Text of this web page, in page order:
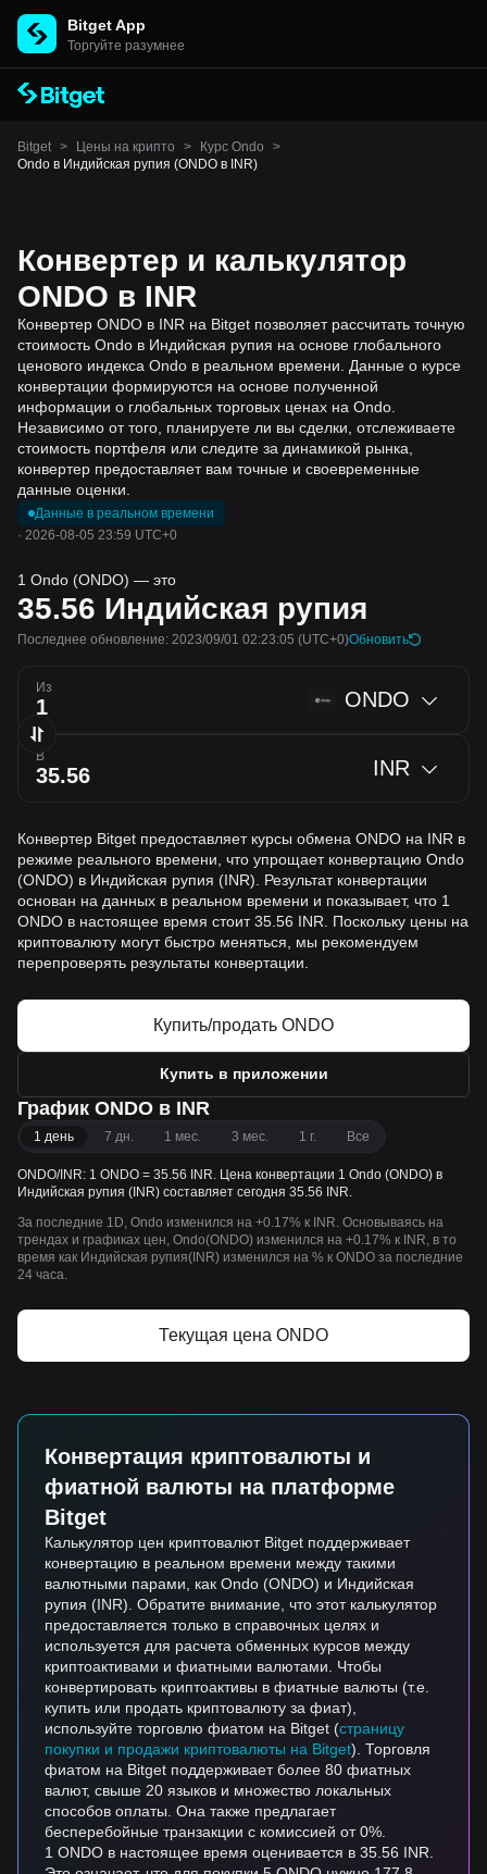
Bitget App
Торгуйте разумнее
Bitget > Цены на крипто > Курс Ondo
>
Ondo в Индийская рупия (ONDO в INR)
Конвертер и калькулятор
ONDO в INR
Конвертер ONDO в INR на Bitget позволяет рассчитать точную
стоимость Ondo в Индийская рупия на основе глобального
ценового индекса Ondo в реальном времени. Данные о курсе
конвертации формируются на основе полученной
информации о глобальных торговых ценах на Ondo.
Независимо от того, планируете ли вы сделки, отслеживаете
стоимость портфеля или следите за динамикой рынка,
конвертер предоставляет вам точные и своевременные
данные оценки.
Данные в реальном времени
· 2026-08-05 23:59 UTC+0
1 Ondo (ONDO) — это
35.56 Индийская рупия
Последнее обновление: 2023/09/01 02:23:05 (UTC+0)Обновить
Из ONDO
В INR
Конвертер Bitget предоставляет курсы обмена ONDO на INR в
режиме реального времени, что упрощает конвертацию Ondo
(ONDO) в Индийская рупия (INR). Результат конвертации
основан на данных в реальном времени и показывает, что 1
ONDO в настоящее время стоит 35.56 INR. Поскольку цены на
криптовалюту могут быстро меняться, мы рекомендуем
перепроверять результаты конвертации.
Купить/продать ONDO
Купить в приложении
График ONDO в INR
1 день 7 дн. 1 мес. 3 мес. 1 г. Все
ONDO/INR: 1 ONDO = 35.56 INR. Цена конвертации 1 Ondo (ONDO) в
Индийская рупия (INR) составляет сегодня 35.56 INR.
За последние 1D, Ondo изменился на +0.17% к INR. Основываясь на
трендах и графиках цен, Ondo(ONDO) изменился на +0.17% к INR, в то
время как Индийская рупия(INR) изменился на % к ONDO за последние
24 часа.
Текущая цена ONDO
Конвертация криптовалюты и
фиатной валюты на платформе
Bitget
Калькулятор цен криптовалют Bitget поддерживает
конвертацию в реальном времени между такими
валютными парами, как Ondo (ONDO) и Индийская
рупия (INR). Обратите внимание, что этот калькулятор
предоставляется только в справочных целях и
используется для расчета обменных курсов между
криптоактивами и фиатными валютами. Чтобы
конвертировать криптоактивы в фиатные валюты (т.е.
купить или продать криптовалюту за фиат),
используйте торговлю фиатом на Bitget (страницу
покупки и продажи криптовалюты на Bitget). Торговля
фиатом на Bitget поддерживает более 80 фиатных
валют, свыше 20 языков и множество локальных
способов оплаты. Она также предлагает
бесперебойные транзакции с комиссией от 0%.
1 ONDO в настоящее время оценивается в 35.56 INR.